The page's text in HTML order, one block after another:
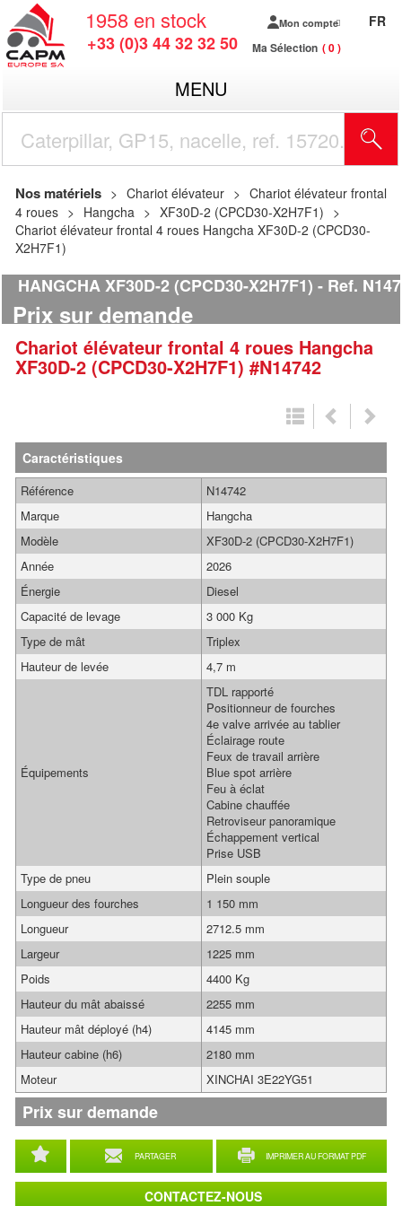
1958 en stock
+33 (0)3 44 32 32 50
Mon compte
Ma Sélection 0
FR
MENU
Nos matériels Chariot élévateur
Chariot élévateur frontal
4 roues
Hangcha
XF30D-2 (CPCD30-X2H7F1)
Chariot élévateur frontal 4 roues Hangcha XF30D-2 (CPCD30-
X2H7F1)
HANGCHA XF30D-2 (CPCD30-X2H7F1) Ref.
Prix sur demande
Chariot élévateur frontal 4 roues Hangcha
XF30D-2 (CPCD30-X2H7F1) #N14742
Caractéristiques
PARTAGER IMPRIMER AU FORMAT PDF
Référence
N14742
Marque
Hangcha
Modèle
XF30D-2 (CPCD30-X2H7F1)
Année
2026
Énergie
Diesel
Capacité de levage
3 000 Kg
Type de mât
Triplex
Hauteur de levée
4,7 m
Équipements
TDL rapporté
Positionneur de fourches
4e valve arrivée au tablier
Éclairage route
Feux de travail arrière
Blue spot arrière
Feu à éclat
Cabine chauffée
Retroviseur panoramique
Échappement vertical
Prise USB
Type de pneu
Plein souple
Longueur des fourches
1 150 mm
Longueur
2712.5 mm
Largeur
1225 mm
Poids
4400 Kg
Hauteur du mât abaissé
2255 mm
Hauteur mât déployé (h4)
4145 mm
Hauteur cabine (h6)
2180 mm
Moteur
XINCHAI 3E22YG51
Prix sur demande
CONTACTEZ-NOUS